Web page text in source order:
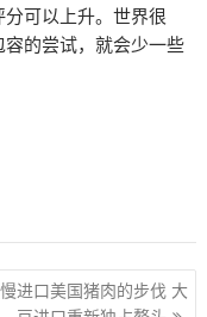
可以上升。世界很
的尝试，就会少一些
进口美国猪肉的步伐 大